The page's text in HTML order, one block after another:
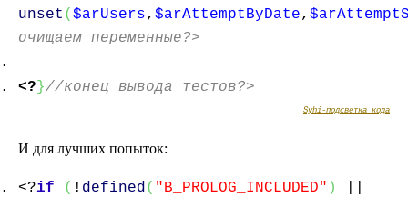
unset ( $arUsers, $arAttemptByDate,
очищаем переменные?>
<? }//конец вывода тестов?>
Syhi-подсветка кода
И для лучших попыток:
<?if ( ! defined( "B_PROLOG_INCLUDED" )